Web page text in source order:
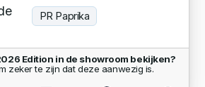
PR Paprika
Edition in de showroom bekijken?
zeker te zijn dat deze aanwezig is.